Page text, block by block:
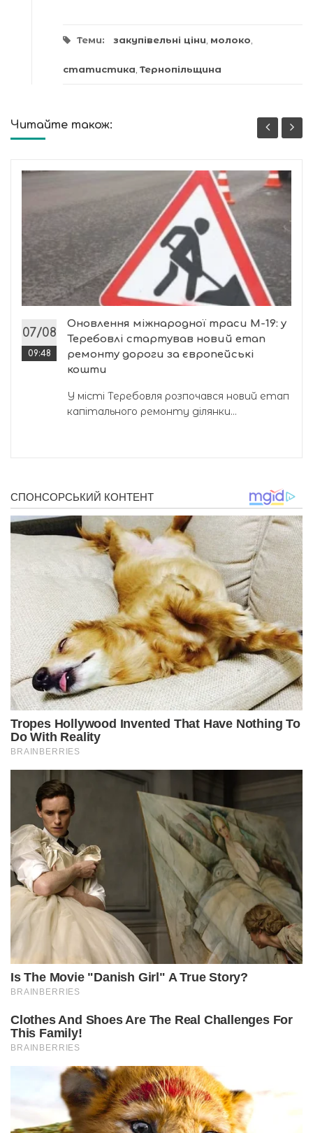
Теми: закупівельні ціни, молоко,
статистика, Тернопільщина
Читайте також:
07/08
09:48
Оновлення міжнародної траси М-19: у
Теребовлі стартував новий етап
ремонту дороги за європейські
кошти
У місті Теребовля розпочався новий етап
капітального ремонту ділянки...